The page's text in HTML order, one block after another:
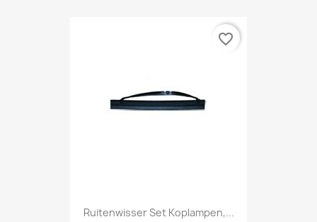
Ruitenwisser Set Koplampen,...
favorite_border